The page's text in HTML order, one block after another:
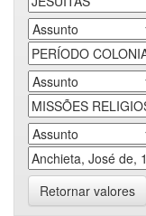
Retornar valores